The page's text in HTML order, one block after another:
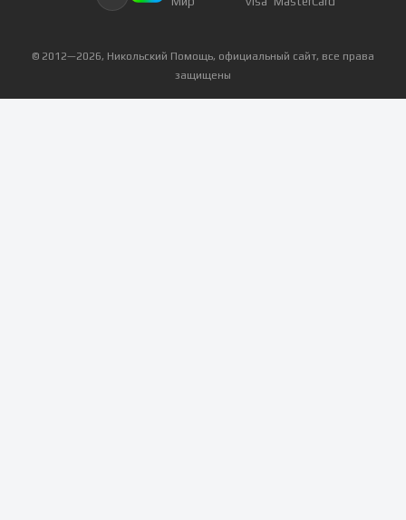
© 2012—2026, Никольский Помощь, официальный сайт, все права
защищены